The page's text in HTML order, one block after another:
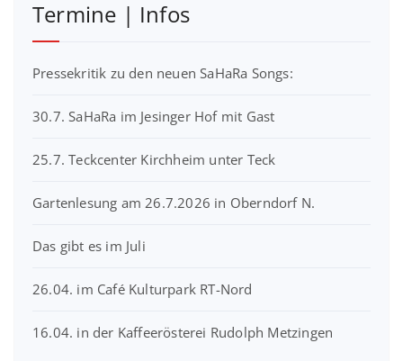
Termine | Infos
Pressekritik zu den neuen SaHaRa Songs:
30.7. SaHaRa im Jesinger Hof mit Gast
25.7. Teckcenter Kirchheim unter Teck
Gartenlesung am 26.7.2026 in Oberndorf N.
Das gibt es im Juli
26.04. im Café Kulturpark RT-Nord
16.04. in der Kaffeerösterei Rudolph Metzingen